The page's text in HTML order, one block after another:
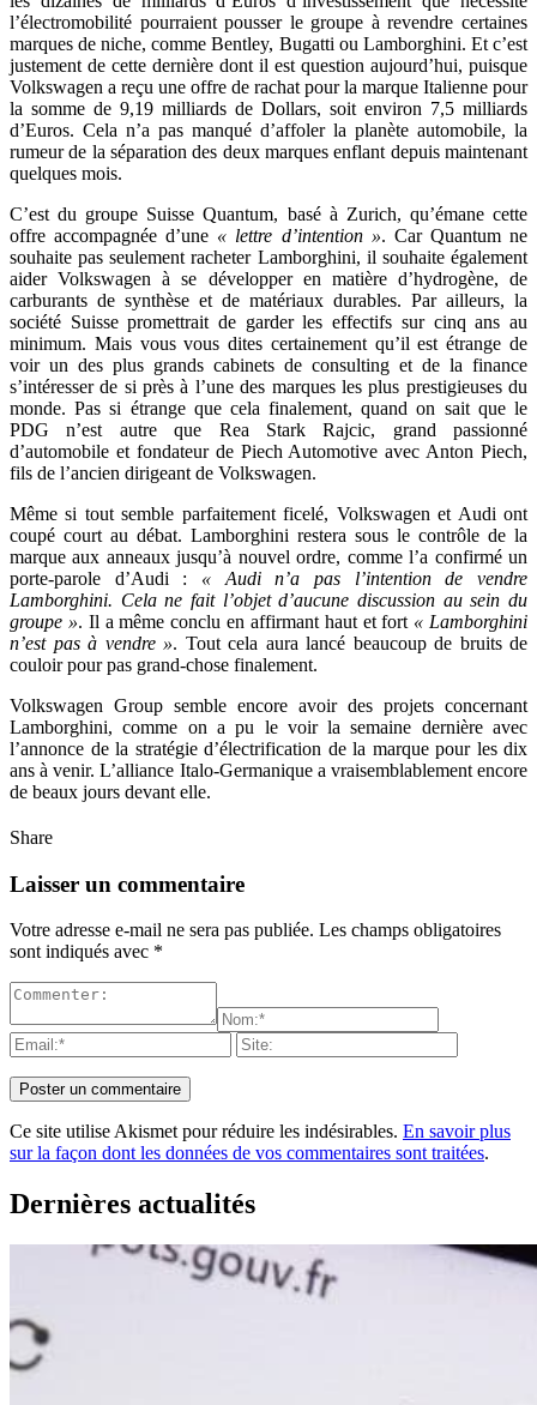
l’électromobilité pourraient pousser le groupe à revendre certaines
marques de niche, comme Bentley, Bugatti ou Lamborghini. Et c’est
justement de cette dernière dont il est question aujourd’hui, puisque
Volkswagen a reçu une offre de rachat pour la marque Italienne pour
la somme de 9,19 milliards de Dollars, soit environ 7,5 milliards
d’Euros. Cela n’a pas manqué d’affoler la planète automobile, la
rumeur de la séparation des deux marques enflant depuis maintenant
quelques mois.
C’est du groupe Suisse Quantum, basé à Zurich, qu’émane cette
offre accompagnée d’une « lettre d’intention ». Car Quantum ne
souhaite pas seulement racheter Lamborghini, il souhaite également
aider Volkswagen à se développer en matière d’hydrogène, de
carburants de synthèse et de matériaux durables. Par ailleurs, la
société Suisse promettrait de garder les effectifs sur cinq ans au
minimum. Mais vous vous dites certainement qu’il est étrange de
voir un des plus grands cabinets de consulting et de la finance
s’intéresser de si près à l’une des marques les plus prestigieuses du
monde. Pas si étrange que cela finalement, quand on sait que le
PDG n’est autre que Rea Stark Rajcic, grand passionné
d’automobile et fondateur de Piech Automotive avec Anton Piech,
fils de l’ancien dirigeant de Volkswagen.
Même si tout semble parfaitement ficelé, Volkswagen et Audi ont
coupé court au débat. Lamborghini restera sous le contrôle de la
marque aux anneaux jusqu’à nouvel ordre, comme l’a confirmé un
porte-parole d’Audi : « Audi n’a pas l’intention de vendre
Lamborghini. Cela ne fait l’objet d’aucune discussion au sein du
groupe ». Il a même conclu en affirmant haut et fort « Lamborghini
n’est pas à vendre ». Tout cela aura lancé beaucoup de bruits de
couloir pour pas grand-chose finalement.
Volkswagen Group semble encore avoir des projets concernant
Lamborghini, comme on a pu le voir la semaine dernière avec
l’annonce de la stratégie d’électrification de la marque pour les dix
ans à venir. L’alliance Italo-Germanique a vraisemblablement encore
de beaux jours devant elle.
Share
Laisser un commentaire
Votre adresse e-mail ne sera pas publiée. Les champs obligatoires
sont indiqués avec *
Ce site utilise Akismet pour réduire les indésirables. En savoir plus
sur la façon dont les données de vos commentaires sont traitées.
Dernières actualités